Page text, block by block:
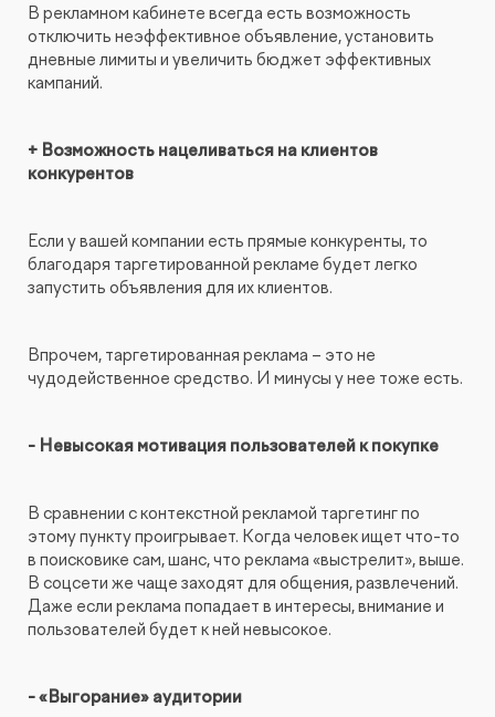
В рекламном кабинете всегда есть возможность
отключить неэффективное объявление, установить
дневные лимиты и увеличить бюджет эффективных
кампаний.
+ Возможность нацеливаться на клиентов
конкурентов
Если у вашей компании есть прямые конкуренты, то
благодаря таргетированной рекламе будет легко
запустить объявления для их клиентов.
Впрочем, таргетированная реклама – это не
чудодейственное средство. И минусы у нее тоже есть.
- Невысокая мотивация пользователей к покупке
В сравнении с контекстной рекламой таргетинг по
этому пункту проигрывает. Когда человек ищет что-то
в поисковике сам, шанс, что реклама «выстрелит», выше.
В соцсети же чаще заходят для общения, развлечений.
Даже если реклама попадает в интересы, внимание и
пользователей будет к ней невысокое.
- «Выгорание» аудитории